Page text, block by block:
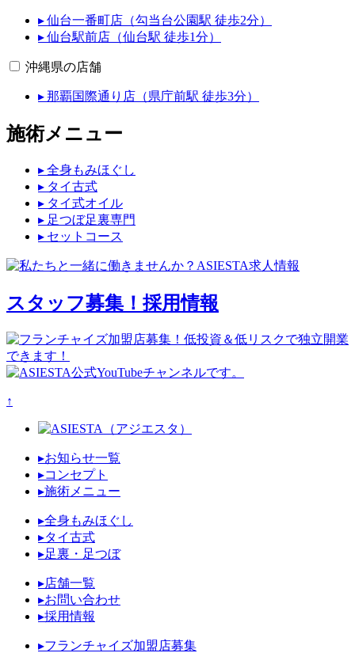
▸ 仙台一番町店（勾当台公園駅 徒歩2分）
▸ 仙台駅前店（仙台駅 徒歩1分）
沖縄県の店舗
▸ 那覇国際通り店（県庁前駅 徒歩3分）
施術メニュー
▸ 全身もみほぐし
▸ タイ古式
▸ タイ式オイル
▸ 足つぼ足裏専門
▸ セットコース
スタッフ募集！ 採用情報
↑
▸お知らせ一覧
▸コンセプト
▸施術メニュー
▸全身もみほぐし
▸タイ古式
▸足裏・足つぼ
▸店舗一覧
▸お問い合わせ
▸採用情報
▸フランチャイズ加盟店募集